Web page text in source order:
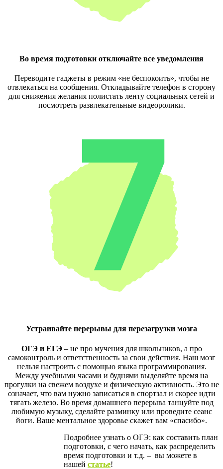
Во время подготовки отключайте все уведомления
Переводите гаджеты в режим «не беспокоить», чтобы не
отвлекаться на сообщения. Откладывайте телефон в сторону
для снижения желания полистать ленту социальных сетей и
посмотреть развлекательные видеоролики.
Устраивайте перерывы для перезагрузки мозга
ОГЭ и ЕГЭ – не про мучения для школьников, а про
самоконтроль и ответственность за свои действия. Наш мозг
нельзя настроить с помощью языка программирования.
Между учебными часами и буднями выделяйте время на
прогулки на свежем воздухе и физическую активность. Это не
означает, что вам нужно записаться в спортзал и скорее идти
тягать железо. Во время домашнего перерыва танцуйте под
любимую музыку, сделайте разминку или проведите сеанс
йоги. Ваше ментальное здоровье скажет вам «спасибо».
Подробнее узнать о ОГЭ: как составить план
подготовки, с чего начать, как распределить
время подготовки и т.д. – вы можете в
нашей статье!